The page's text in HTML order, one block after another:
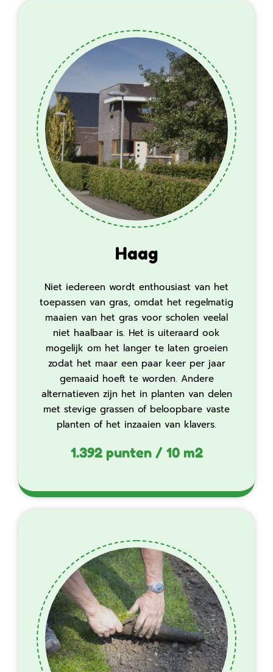
Haag
Niet iedereen wordt enthousiast van het
toepassen van gras, omdat het regelmatig
maaien van het gras voor scholen veelal
niet haalbaar is. Het is uiteraard ook
mogelijk om het langer te laten groeien
zodat het maar een paar keer per jaar
gemaaid hoeft te worden. Andere
alternatieven zijn het in planten van delen
met stevige grassen of beloopbare vaste
planten of het inzaaien van klavers.
1.392 punten / 10 m2